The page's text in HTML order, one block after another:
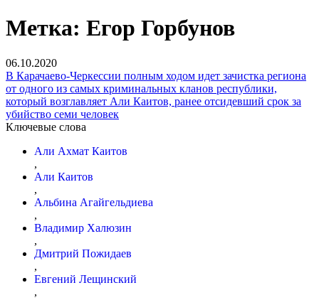
Метка: Егор Горбунов
06.10.2020
В Карачаево-Черкессии полным ходом идет зачистка региона
от одного из самых криминальных кланов республики,
который возглавляет Али Каитов, ранее отсидевший срок за
убийство семи человек
Ключевые слова
Али Ахмат Каитов
,
Али Каитов
,
Альбина Агайгельдиева
,
Владимир Халюзин
,
Дмитрий Пожидаев
,
Евгений Лещинский
,